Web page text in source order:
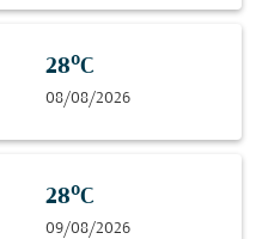
28°C
08/08/2026
28°C
09/08/2026